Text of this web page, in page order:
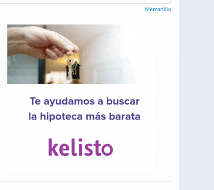
Mercadillo